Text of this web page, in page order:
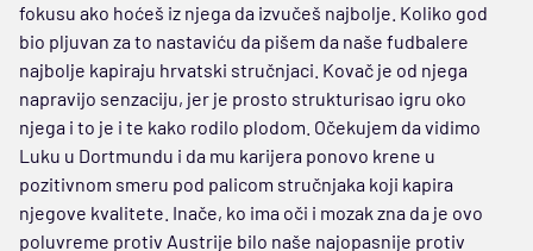
fokusu ako hoćeš iz njega da izvučeš najbolje. Koliko god
bio pljuvan za to nastaviću da pišem da naše fudbalere
najbolje kapiraju hrvatski stručnjaci. Kovač je od njega
napravijo senzaciju, jer je prosto strukturisao igru oko
njega i to je i te kako rodilo plodom. Očekujem da vidimo
Luku u Dortmundu i da mu karijera ponovo krene u
pozitivnom smeru pod palicom stručnjaka koji kapira
njegove kvalitete. Inače, ko ima oči i mozak zna da je ovo
poluvreme protiv Austrije bilo naše najopasnije protiv